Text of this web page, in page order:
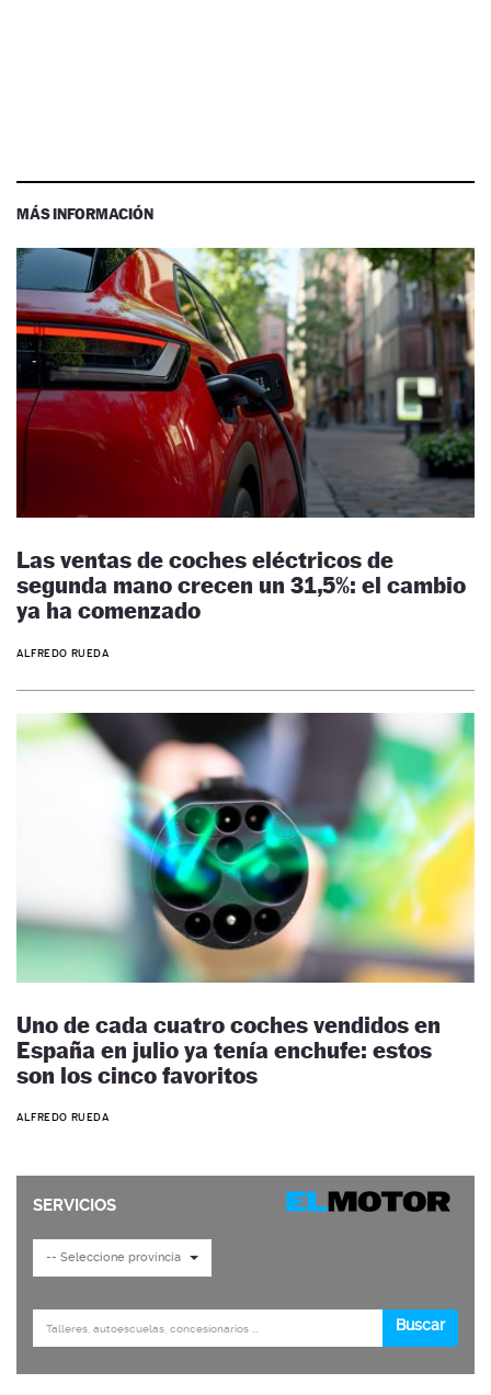
MÁS INFORMACIÓN
Las ventas de coches eléctricos de
segunda mano crecen un 31,5%: el cambio
ya ha comenzado
ALFREDO RUEDA
Uno de cada cuatro coches vendidos en
España en julio ya tenía enchufe: estos
son los cinco favoritos
ALFREDO RUEDA